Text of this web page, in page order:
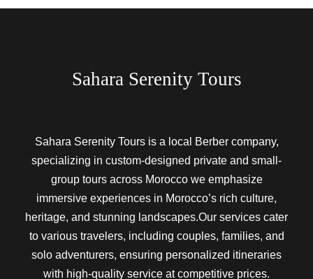
Sahara Serenity Tours
Sahara Serenity Tours is a local Berber company,
specializing in custom-designed private and small-
group tours across Morocco we emphasize
immersive experiences in Morocco’s rich culture,
heritage, and stunning landscapes.Our services cater
to various travelers, including couples, families, and
solo adventurers, ensuring personalized itineraries
with high-quality service at competitive prices.